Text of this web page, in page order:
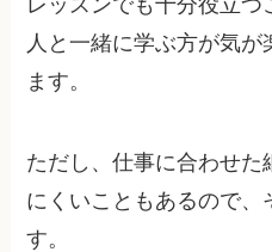
レッスンでも十分役立
人と一緒に学ぶ方が気
ます。
ただし、仕事に合わせた
にくいこともあるので
す。